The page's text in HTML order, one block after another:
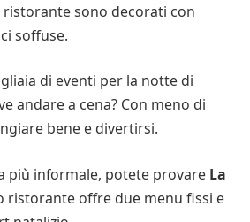
ristorante sono decorati con
soffuse.
di eventi per la notte di
andare a cena? Con meno di
bene e divertirsi.
più informale, potete provare La
ristorante offre due menu fissi e